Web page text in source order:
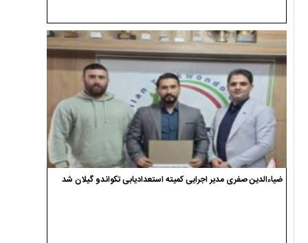
ضیاءالدین صفری مدیر اجرایی کمیته استعدادیابی تکواندو گیلان شد